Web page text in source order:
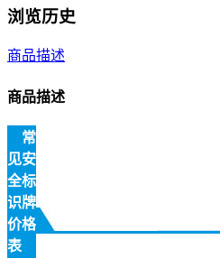
浏览历史
商品描述
商品描述
常
见安
全标
识牌
价格
表